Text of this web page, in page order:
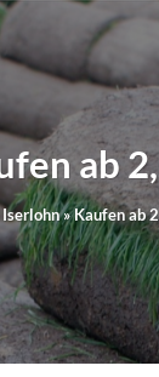
ab
» Kaufen ab